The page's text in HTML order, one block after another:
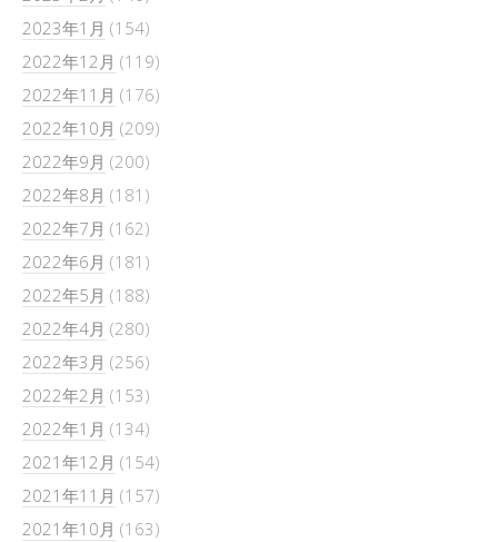
2023年1月 (154)
2022年12月 (119)
2022年11月 (176)
2022年10月 (209)
2022年9月 (200)
2022年8月 (181)
2022年7月 (162)
2022年6月 (181)
2022年5月 (188)
2022年4月 (280)
2022年3月 (256)
2022年2月 (153)
2022年1月 (134)
2021年12月 (154)
2021年11月 (157)
2021年10月 (163)